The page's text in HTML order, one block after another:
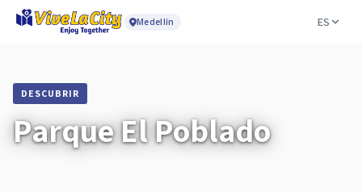
Medellín ES
DESCUBRIR
Parque El Poblado